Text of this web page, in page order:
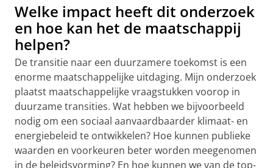
Welke impact heeft dit onderzoek
en hoe kan het de maatschappij
helpen?
De transitie naar een duurzamere toekomst is een
enorme maatschappelijke uitdaging. Mijn onderzoek
plaatst maatschappelijke vraagstukken voorop in
duurzame transities. Wat hebben we bijvoorbeeld
nodig om een ​​sociaal aanvaardbaarder klimaat- en
energiebeleid te ontwikkelen? Hoe kunnen publieke
waarden en voorkeuren beter worden meegenomen
in de beleidsvorming? En hoe kunnen we van de top-